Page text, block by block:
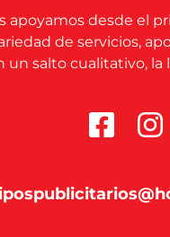
apoyamos desde el
de servicios,
un salto cualitativo, la